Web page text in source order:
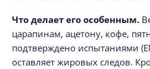
Что делает его особенным.
царапинам, ацетону, кофе,
подтверждено испытаниями
оставляет жировых следов.